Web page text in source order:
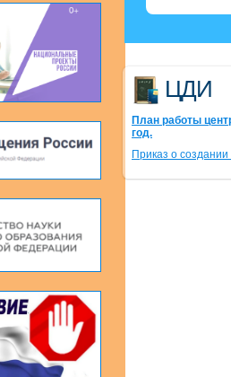
ЦДИ
План работы
год.
Приказ о